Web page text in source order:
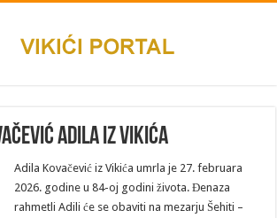
Adila iz Vikića
Adila Kovačević iz Vikića umrla je 27. februara
2026. godine u 84-oj godini života. Đenaza
rahmetli Adili će se obaviti na mezarju Šehiti –